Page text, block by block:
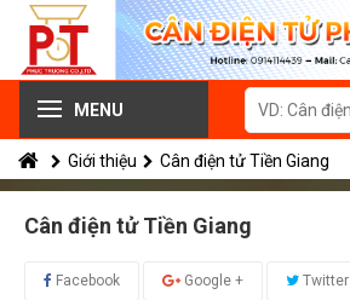
MENU
Giới thiệu Cân điện tử Tiền Giang
Cân điện tử Tiền Giang
Facebook Google + Twitter